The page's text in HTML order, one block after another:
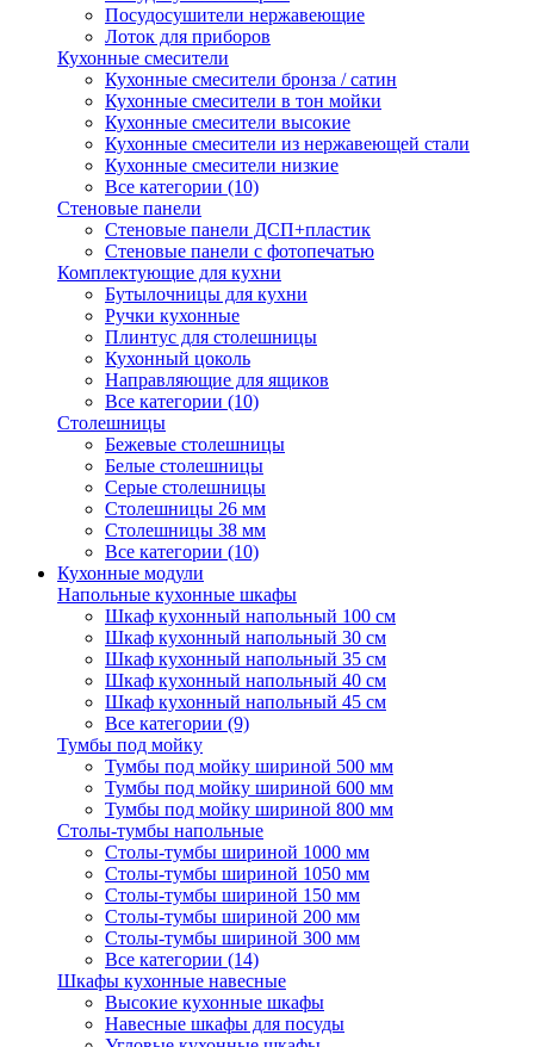
Посудосушители нержавеющие
Лоток для приборов
Кухонные смесители
Кухонные смесители бронза / сатин
Кухонные смесители в тон мойки
Кухонные смесители высокие
Кухонные смесители из нержавеющей стали
Кухонные смесители низкие
Все категории (10)
Стеновые панели
Стеновые панели ДСП+пластик
Стеновые панели с фотопечатью
Комплектующие для кухни
Бутылочницы для кухни
Ручки кухонные
Плинтус для столешницы
Кухонный цоколь
Направляющие для ящиков
Все категории (10)
Столешницы
Бежевые столешницы
Белые столешницы
Серые столешницы
Столешницы 26 мм
Столешницы 38 мм
Все категории (10)
Кухонные модули
Напольные кухонные шкафы
Шкаф кухонный напольный 100 см
Шкаф кухонный напольный 30 см
Шкаф кухонный напольный 35 см
Шкаф кухонный напольный 40 см
Шкаф кухонный напольный 45 см
Все категории (9)
Тумбы под мойку
Тумбы под мойку шириной 500 мм
Тумбы под мойку шириной 600 мм
Тумбы под мойку шириной 800 мм
Столы-тумбы напольные
Столы-тумбы шириной 1000 мм
Столы-тумбы шириной 1050 мм
Столы-тумбы шириной 150 мм
Столы-тумбы шириной 200 мм
Столы-тумбы шириной 300 мм
Все категории (14)
Шкафы кухонные навесные
Высокие кухонные шкафы
Навесные шкафы для посуды